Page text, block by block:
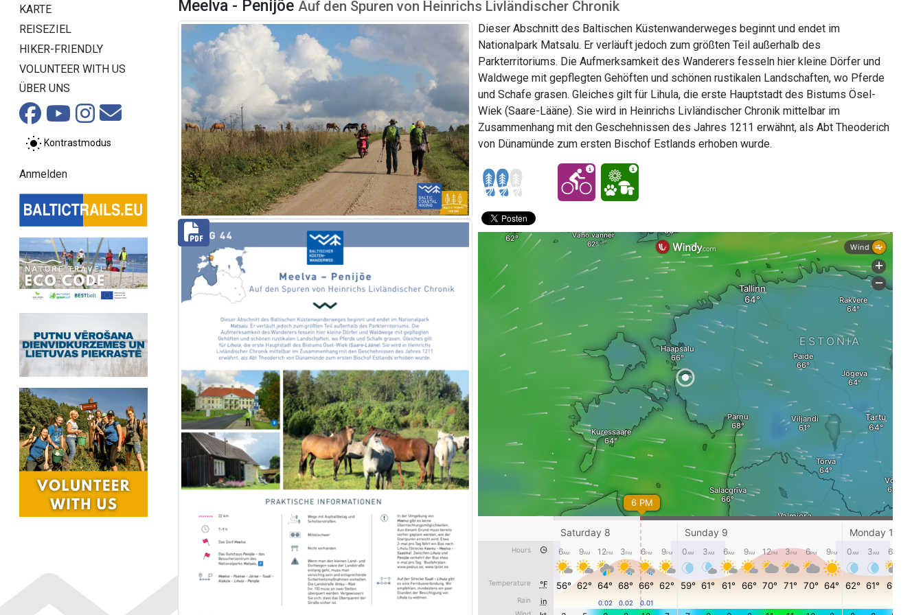
KARTE
REISEZIEL
HIKER-FRIENDLY
VOLUNTEER WITH US
ÜBER UNS
Kontrastmodus
Anmelden
Meelva - Penijõe Auf den Spuren von Heinrichs Livländischer Chronik
Dieser Abschnitt des Baltischen Küstenwanderweges beginnt und endet im
Nationalpark Matsalu. Er verläuft jedoch zum größten Teil außerhalb des
Parkterritoriums. Die Aufmerksamkeit des Wanderers fesseln hier kleine Dörfer und
Waldwege mit gepflegten Gehöften und schönen rustikalen Landschaften, wo Pferde
und Schafe grasen. Gleiches gilt für Lihula, die erste Hauptstadt des Bistums Ösel-
Wiek (Saare-Lääne). Sie wird in Heinrichs Livländischer Chronik mittelbar im
Zusammenhang mit den Geschehnissen des Jahres 1211 erwähnt, als Abt Theoderich
von Dünamünde zum ersten Bischof Estlands erhoben wurde.